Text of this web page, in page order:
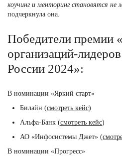
коучинг и менторинг становятся не
подчеркнула она.
Победители премии
организаций-
России 2024»:
В номинации «Яркий старт»
Билайн (смотреть кейс)
Альфа-Банк (смотреть кейс)
АО «Инфосистемы Джет» (
В номинации «Прогресс»